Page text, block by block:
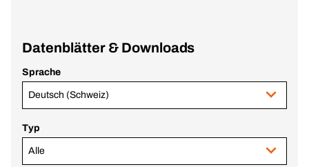
Datenblätter & Downloads
Sprache
Deutsch (Schweiz)
Typ
Alle